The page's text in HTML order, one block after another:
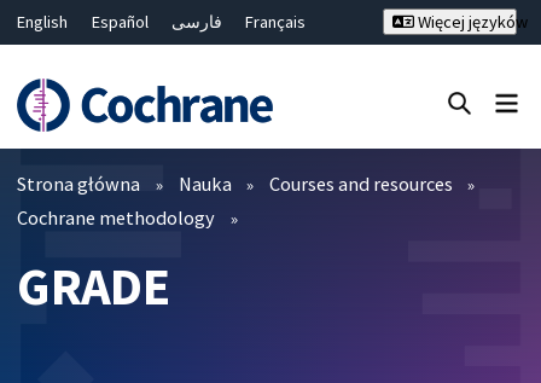
English Español فارسی
Français
Bahasa Malaysia
ไทย
繁體中文
简体中文
Więcej języków
Filtry
Strona główna Nauka
Courses and resources
Cochrane methodology
GRADE